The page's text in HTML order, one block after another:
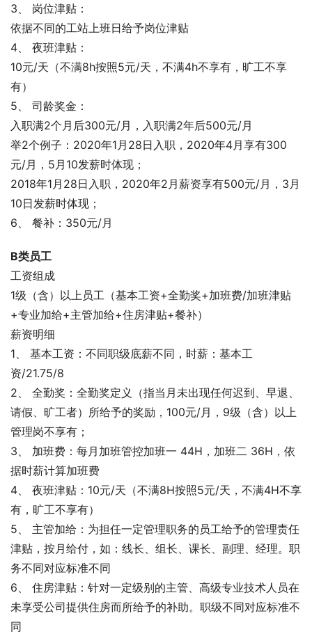
3、 岗位津贴：
依据不同的工站上班日给予岗位津贴
4、 夜班津贴：
10元/天（不满8h按照5元/天，不满4h不享有，旷工不享
有）
5、 司龄奖金：
入职满2个月后300元/月，入职满2年后500元/月
举2个例子：2020年1月28日入职，2020年4月享有300
元/月，5月10发薪时体现；
2018年1月28日入职，2020年2月薪资享有500元/月，3月
10日发薪时体现；
6、 餐补：350元/月
B类员工
工资组成
1级（含）以上员工（基本工资+全勤奖+加班费/加班津贴
+专业加给+主管加给+住房津贴+餐补）
薪资明细
1、 基本工资：不同职级底薪不同，时薪：基本工
资/21.75/8
2、 全勤奖：全勤奖定义（指当月未出现任何迟到、早退、
请假、旷工者）所给予的奖励，100元/月，9级（含）以上
管理岗不享有；
3、 加班费：每月加班管控加班一 44H，加班二 36H，依
据时薪计算加班费
4、 夜班津贴：10元/天（不满8H按照5元/天，不满4H不享
有，旷工不享有）
5、 主管加给：为担任一定管理职务的员工给予的管理责任
津贴，按月给付，如：线长、组长、课长、副理、经理。职
务不同对应标准不同
6、 住房津贴：针对一定级别的主管、高级专业技术人员在
未享受公司提供住房而所给予的补助。职级不同对应标准不
同